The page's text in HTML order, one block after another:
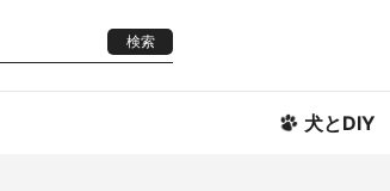
検索
犬とDIY